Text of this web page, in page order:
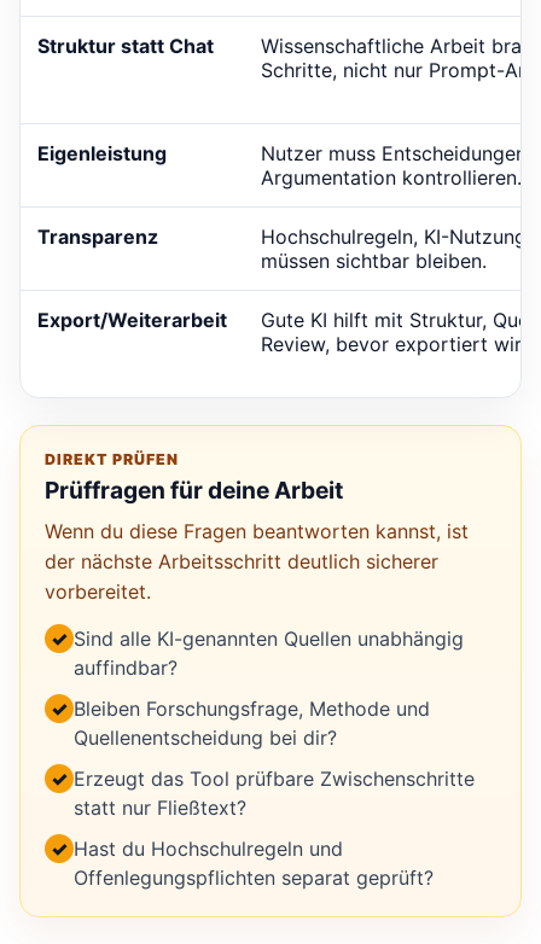
Struktur statt Chat
Wissenschaftliche Arbeit
Schritte, nicht nur Prompt-
Eigenleistung
Nutzer muss Entscheidungen,
Argumentation kontrollieren.
Transparenz
Hochschulregeln, KI-Nutzung
müssen sichtbar bleiben.
Export/Weiterarbeit
Gute KI hilft mit Struktur,
Review, bevor exportiert wird.
DIREKT PRÜFEN
Prüffragen für deine Arbeit
Wenn du diese Fragen beantworten kannst, ist
der nächste Arbeitsschritt deutlich sicherer
vorbereitet.
✓ Sind alle KI-genannten Quellen unabhängig
auffindbar?
✓ Bleiben Forschungsfrage, Methode und
Quellenentscheidung bei dir?
✓ Erzeugt das Tool prüfbare Zwischenschritte
statt nur Fließtext?
✓ Hast du Hochschulregeln und
Offenlegungspflichten separat geprüft?